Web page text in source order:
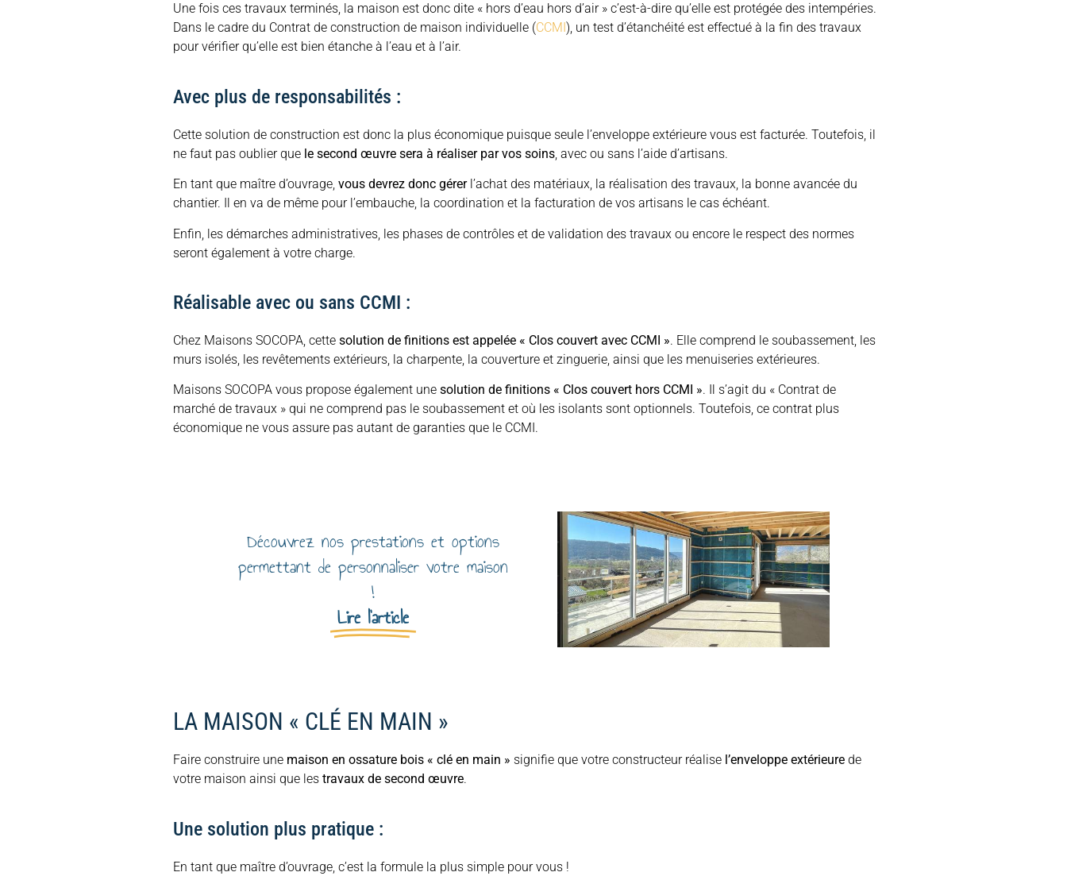
Une fois ces travaux terminés, la maison est donc dite « hors d’eau hors d’air » c’est-à-dire qu’elle est protégée des intempéries.
Dans le cadre du Contrat de construction de maison individuelle (CCMI ), un test d’étanchéité est effectué à la fin des travaux
pour vérifier qu’elle est bien étanche à l’eau et à l’air.
Avec plus de responsabilités :
Cette solution de construction est donc la plus économique puisque seule l’enveloppe extérieure vous est facturée. Toutefois, il
ne faut pas oublier que le second œuvre sera à réaliser par vos soins, avec ou sans l’aide d’artisans.
En tant que maître d’ouvrage, vous devrez donc gérerl’achat des matériaux, la réalisation des travaux, la bonne avancée du
chantier. Il en va de même pour l’embauche, la coordination et la facturation de vos artisans le cas échéant.
Enfin, les démarches administratives, les phases de contrôles et de validation des travaux ou encore le respect des normes
seront également à votre charge.
Réalisable avec ou sans CCMI :
Chez Maisons SOCOPA, cette solution de finitions est appelée « Clos couvert avec CCMI ». Elle comprend le soubassement, les
murs isolés, les revêtements extérieurs, la charpente, la couverture et zinguerie, ainsi que les menuiseries extérieures.
Maisons SOCOPA vous propose également une solution de finitions « Clos couvert hors CCMI ». Il s’agit du « Contrat de
marché de travaux » qui ne comprend pas le soubassement et où les isolants sont optionnels. Toutefois, ce contrat plus
économique ne vous assure pas autant de garanties que le CCMI.
Découvrez nos prestations et options
permettant de personnaliser votre maison
!
Lire l'article
LA MAISON « CLÉ EN MAIN »
Faire construire une maison en ossature bois « clé en main » signifie que votre constructeur réalisel’enveloppe extérieurede
votre maison ainsi que les travaux de second œuvre.
Une solution plus pratique :
En tant que maître d’ouvrage, c’est la formule la plus simple pour vous !